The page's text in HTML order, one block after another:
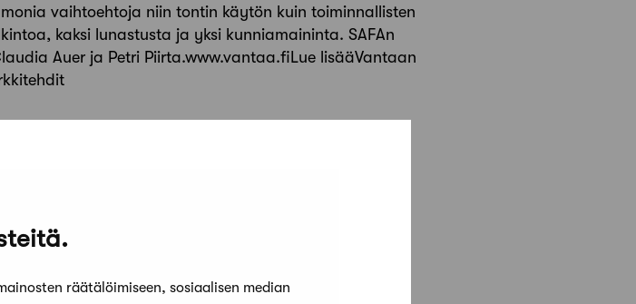
räätälöimiseen, sosiaalisen median
vaihtoehtoja niin tontin käytön kuin toiminnallisten
kaksi lunastusta ja yksi kunniamaininta. SAFAn
Auer ja Petri Piirta.www.vantaa.fiLue lisääVantaan